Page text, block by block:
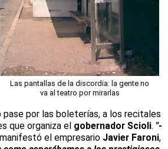
Las pantallas de la discordia: la gente no
va al teatro por mirarlas
pase por las boleterías, a los recitales
que organiza el gobernador Scioli. "-
el empresario Javier Faroni,